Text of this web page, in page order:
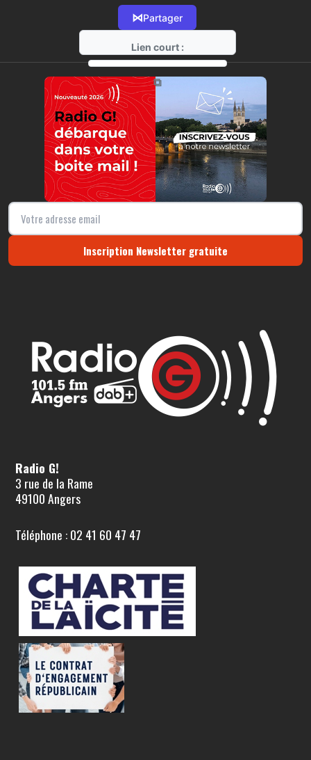
⋈Partager
Lien court :
https://radio-g.fr?1039
⧉
Inscription Newsletter gratuite
Radio G!
3 rue de la Rame
49100 Angers
Téléphone : 02 41 60 47 47